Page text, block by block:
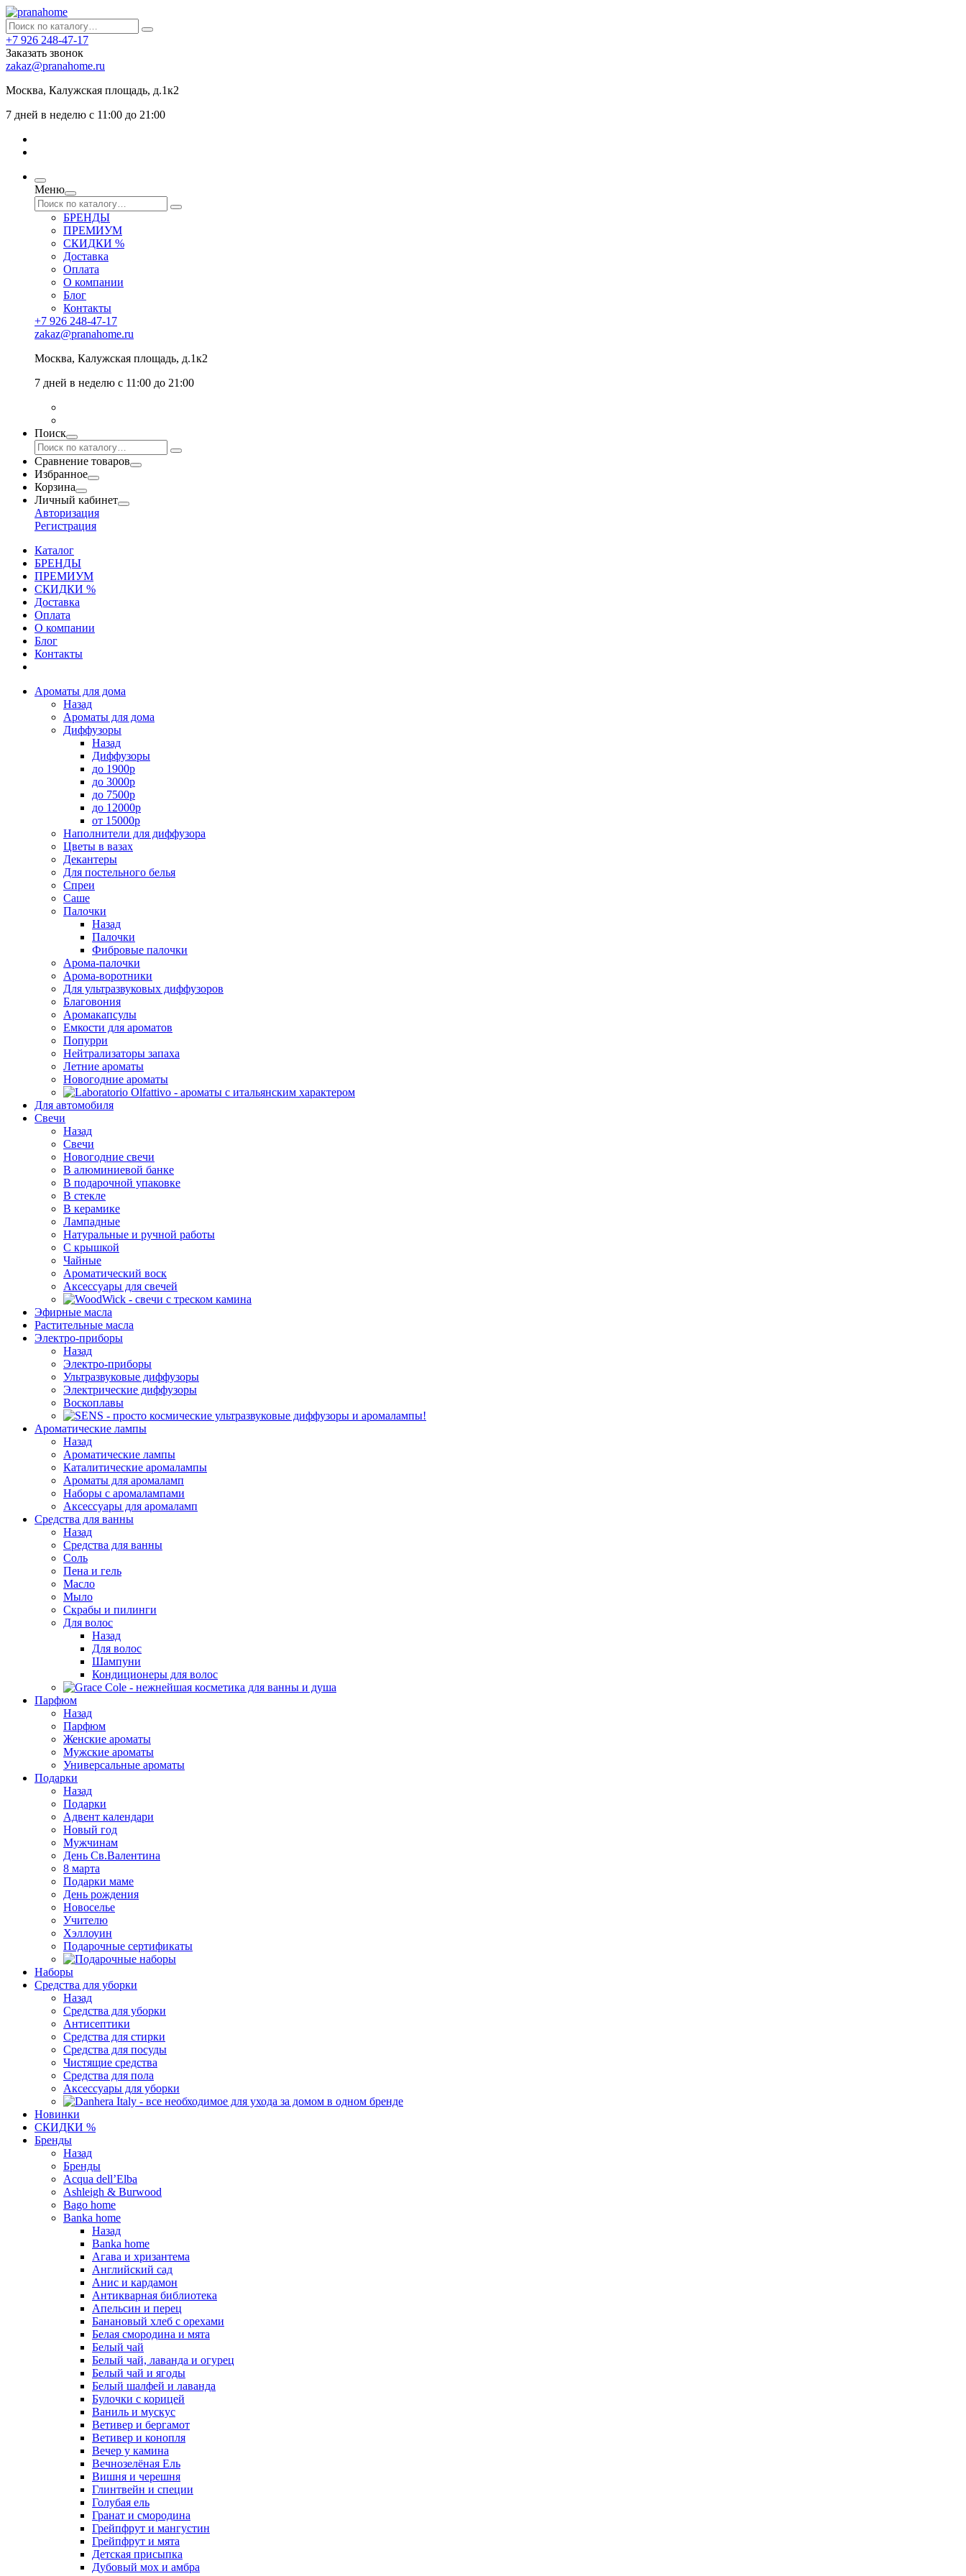
+7 926 248-47-17
Заказать звонок
zakaz@pranahome.ru
Москва, Калужская площадь, д.1к2
7 дней в неделю с 11:00 до 21:00
Меню
БРЕНДЫ
ПРЕМИУМ
СКИДКИ %
Доставка
Оплата
О компании
Блог
Контакты
+7 926 248-47-17
zakaz@pranahome.ru
Москва, Калужская площадь, д.1к2
7 дней в неделю с 11:00 до 21:00
Поиск
Сравнение товаров
Избранное
Корзина
Личный кабинет
Авторизация
Регистрация
Каталог
БРЕНДЫ
ПРЕМИУМ
СКИДКИ %
Доставка
Оплата
О компании
Блог
Контакты
Ароматы для дома
Назад
Ароматы для дома
Диффузоры
Назад
Диффузоры
до 1900р
до 3000р
до 7500р
до 12000р
от 15000р
Наполнители для диффузора
Цветы в вазах
Декантеры
Для постельного белья
Спреи
Саше
Палочки
Назад
Палочки
Фибровые палочки
Арома-палочки
Арома-воротники
Для ультразвуковых диффузоров
Благовония
Аромакапсулы
Емкости для ароматов
Попурри
Нейтрализаторы запаха
Летние ароматы
Новогодние ароматы
Для автомобиля
Свечи
Назад
Свечи
Новогодние свечи
В алюминиевой банке
В подарочной упаковке
В стекле
В керамике
Лампадные
Натуральные и ручной работы
С крышкой
Чайные
Ароматический воск
Аксессуары для свечей
Эфирные масла
Растительные масла
Электро-приборы
Назад
Электро-приборы
Ультразвуковые диффузоры
Электрические диффузоры
Воскоплавы
Ароматические лампы
Назад
Ароматические лампы
Каталитические аромалампы
Ароматы для аромаламп
Наборы с аромалампами
Аксессуары для аромаламп
Средства для ванны
Назад
Средства для ванны
Соль
Пена и гель
Масло
Мыло
Скрабы и пилинги
Для волос
Назад
Для волос
Шампуни
Кондиционеры для волос
Парфюм
Назад
Парфюм
Женские ароматы
Мужские ароматы
Универсальные ароматы
Подарки
Назад
Подарки
Адвент календари
Новый год
Мужчинам
День Св.Валентина
8 марта
Подарки маме
День рождения
Новоселье
Учителю
Хэллоуин
Подарочные сертификаты
Наборы
Средства для уборки
Назад
Средства для уборки
Антисептики
Средства для стирки
Средства для посуды
Чистящие средства
Средства для пола
Аксессуары для уборки
Новинки
СКИДКИ %
Бренды
Назад
Бренды
Acqua dell’Elba
Ashleigh & Burwood
Bago home
Banka home
Назад
Banka home
Агава и хризантема
Английский сад
Анис и кардамон
Антикварная библиотека
Апельсин и перец
Банановый хлеб с орехами
Белая смородина и мята
Белый чай
Белый чай, лаванда и огурец
Белый чай и ягоды
Белый шалфей и лаванда
Булочки с корицей
Ваниль и мускус
Ветивер и бергамот
Ветивер и конопля
Вечер у камина
Вечнозелёная Ель
Вишня и черешня
Глинтвейн и специи
Голубая ель
Гранат и смородина
Грейпфрут и мангустин
Грейпфрут и мята
Детская присыпка
Дубовый мох и амбра